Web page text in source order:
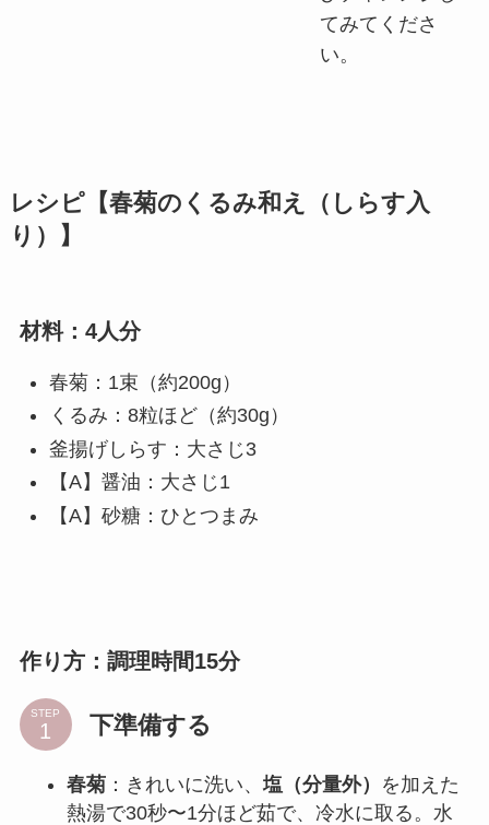
てみてくださ
い。
レシピ【春菊のくるみ和え（しらす入
り）】
材料：4人分
春菊：1束（約200g）
くるみ：8粒ほど（約30g）
釜揚げしらす：大さじ3
【A】醤油：大さじ1
【A】砂糖：ひとつまみ
作り方：調理時間15分
STEP 下準備する
春菊：きれいに洗い、 塩（分量外）
を加えた
熱湯で30秒〜1分ほど茹で、冷水に取る。水